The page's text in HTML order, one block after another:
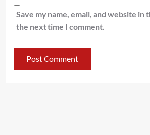
Save my name, email, and website in
the next time I comment.